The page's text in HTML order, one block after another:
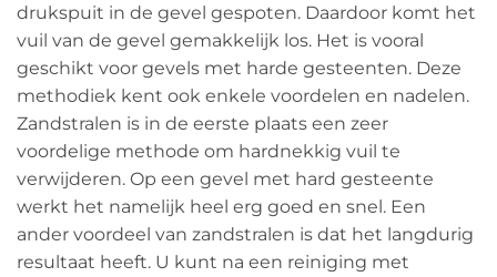
drukspuit in de gevel gespoten. Daardoor komt het
vuil van de gevel gemakkelijk los. Het is vooral
geschikt voor gevels met harde gesteenten. Deze
methodiek kent ook enkele voordelen en nadelen.
Zandstralen is in de eerste plaats een zeer
voordelige methode om hardnekkig vuil te
verwijderen. Op een gevel met hard gesteente
werkt het namelijk heel erg goed en snel. Een
ander voordeel van zandstralen is dat het langdurig
resultaat heeft. U kunt na een reiniging met